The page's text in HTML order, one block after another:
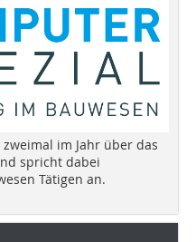
im Jahr über das
spricht dabei
Tätigen an.